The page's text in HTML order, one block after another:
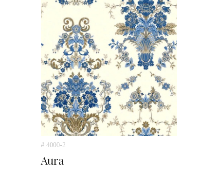
# 4000-2
Aura